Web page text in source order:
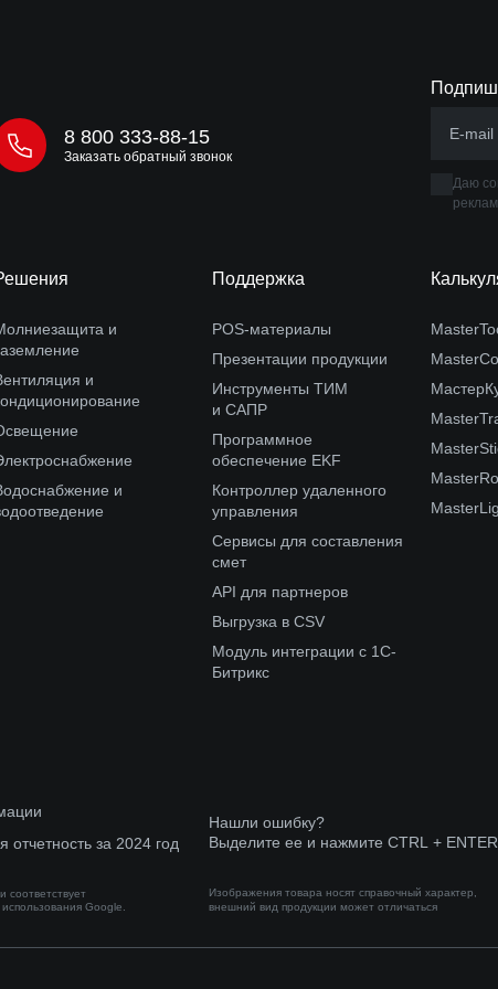
8 800 333-88-15
Заказать обратный звонок
Даю
и
и
и
Поддержка
POS-материалы
Презентации продукции
Инструменты ТИМ
и САПР
Программное
обеспечение EKF
Контроллер удаленного
управления
Сервисы для составления
смет
API для партнеров
Выгрузка в CSV
Модуль интеграции с 1С-
Битрикс
за 2024 год
Google.
Нашли ошибку?
Выделите ее и нажмите CTRL + ENTER
Изображения товара носят справочный характер,
внешний вид продукции может отличаться